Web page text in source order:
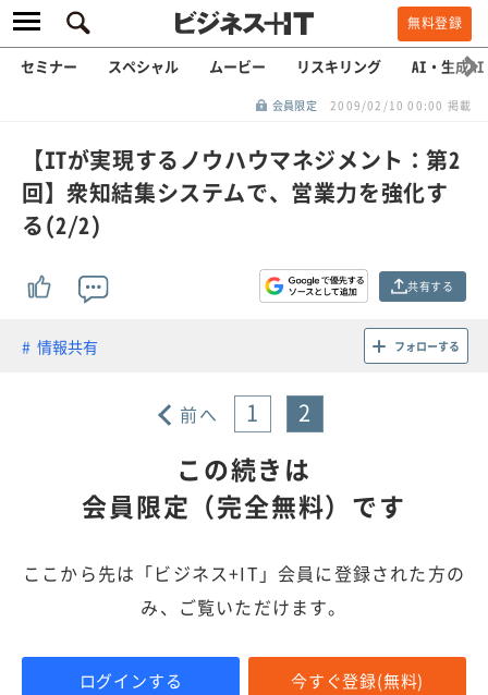
無料登録
セミナー スペシャル ムービー リスキリング AI・生成AI
会員限定 2009/02/10 00:00 掲載
【ITが実現するノウハウマネジメント：第2
回】衆知結集システムで、営業力を強化す
る(2/2)
共有する
情報共有 フォローする
前へ 1 2
この続きは
会員限定（完全無料）です
ここから先は「ビジネス+IT」会員に登録された方の
み、ご覧いただけます。
ログインする 今すぐ登録(無料)